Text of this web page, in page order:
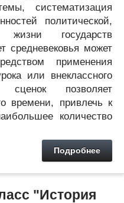
систематизация
политической,
жизни государств
средневековья может
применения
или внеклассного
сценок позволяет
времени, привлечь к
количество
Подробнее
"История